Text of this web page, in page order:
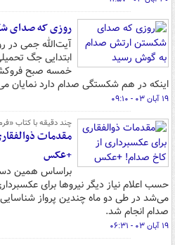
روزی که صدای
آیت‌الله جمی در
ابتدایی جگ
خمسه صبح
اینکه در هم شکستگی صدام دارد نمایان
۱۹ آبان ۰۳ - ۰۹:۱۰
چند دقیقه با کتاب‌ «فرمانده
مقدمات
+عکس
براساس همین
حسب اعلام نیاز دیگر نیروها برای
می‌شد در طی دو ماه چندین پرواز
صدام انجام شد.
۱۹ آبان ۰۳ - ۰۶:۳۱